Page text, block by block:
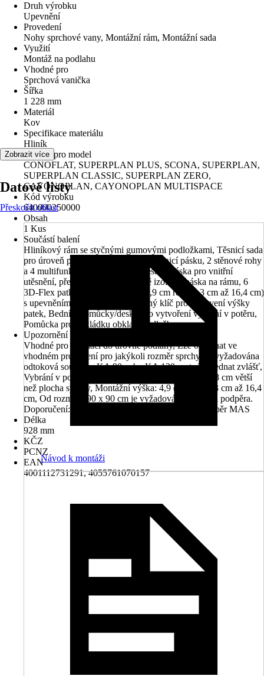
Druh výrobku
Upevnění
Provedení
Nohy sprchové vany, Montážní rám, Montážní sada
Využití
Montáž na podlahu
Vhodné pro
Sprchová vanička
Šířka
1 228 mm
Materiál
Kov
Specifikace materiálu
Hliník
vhodné pro model
CONOFLAT, SUPERPLAN PLUS, SCONA, SUPERPLAN,
SUPERPLAN CLASSIC, SUPERPLAN ZERO,
CAYONOPLAN, CAYONOPLAN MULTISPACE
Kód výrobku
640000250000
Obsah
1 Kus
Součástí balení
Hliníkový rám se styčnými gumovými podložkami, Těsnicí sada
pro úroveň podlahy ESR obsahuje těsnicí pásku, 2 stěnové rohy
a 4 multifunkční rohy, Butylová těsnicí páska pro vnitřní
utěsnění, předinstalovaná zvukově izolační páska na rámu, 6
3D-Flex patky (nastavení výšky 4,9 cm resp. 6,3 cm až 16,4 cm)
s upevněním k podlaze, Šestihranný klíč pro nastavení výšky
patek, Bednící pomůcky/desky pro vytvoření vybrání v potěru,
Pomůcka pro pokládku obkladů a dlažby
Upozornění
Vhodné pro instalaci do úrovně podlahy, Lze objednat ve
vhodném provedení pro jakýkoli rozměr sprchy, Je vyžadována
odtoková souprava KA 90 nebo KA 120, nutné objednat zvlášť,
Vybrání v potěru: na šířku a délku prosím vždy o 2,8 cm větší
než plocha sprchy, Montážní výška: 4,9 cm resp. 6,3 cm až 16,4
cm, Od rozměrů 90 x 90 cm je vyžadována středová podpěra.
Doporučení: KALDEWEI systémy středových podpěr MAS
Délka
928 mm
KČZ
PCNZ
EAN
4001112731291, 4055761070157
Zobrazit více
Datové listy
Přeskočit oblast
Návod k montáži